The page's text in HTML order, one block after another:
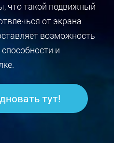
что такой подвижный
от экрана
возможность
и
тут!